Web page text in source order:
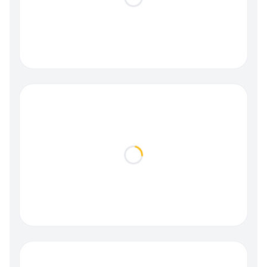
Loading...
Loading...